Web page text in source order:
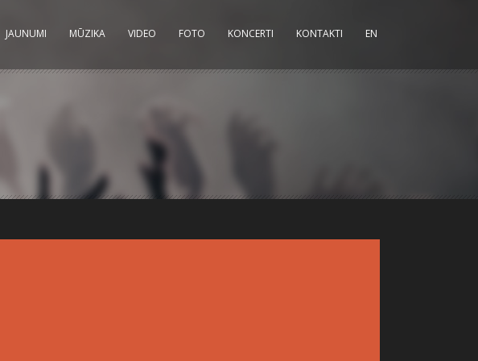
JAUNUMI MŪZIKA VIDEO FOTO KONCERTI KONTAKTI EN